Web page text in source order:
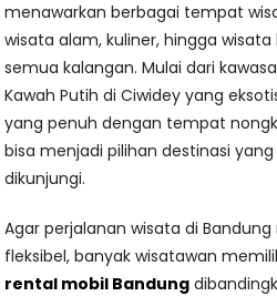
menawarkan berbagai tempat
wisata alam, kuliner, hingga
semua kalangan. Mulai dari
Kawah Putih di Ciwidey yang
yang penuh dengan tempat
bisa menjadi pilihan destinasi
dikunjungi.
Agar perjalanan wisata di
fleksibel, banyak wisatawan
rental mobil Bandung